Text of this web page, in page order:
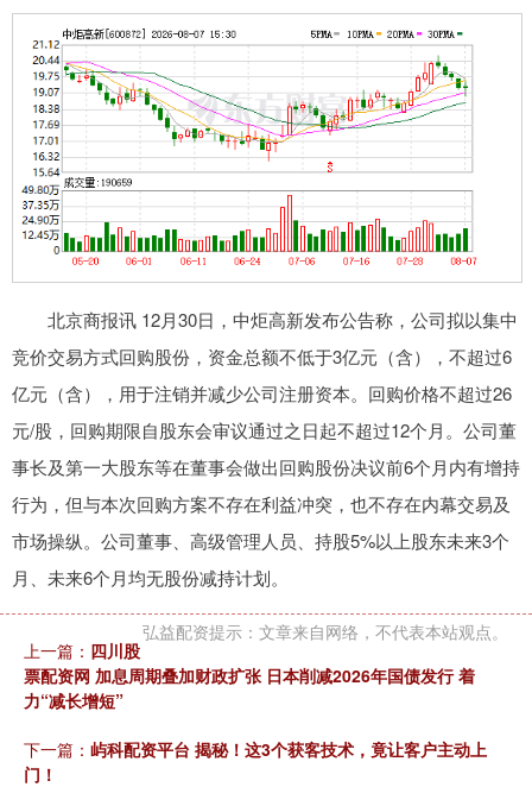
北京商报讯 12月30日，中炬高新发布公告称，公司拟以集中
竞价交易方式回购股份，资金总额不低于3亿元（含），不超过6
亿元（含），用于注销并减少公司注册资本。回购价格不超过26
元/股，回购期限自股东会审议通过之日起不超过12个月。公司董
事长及第一大股东等在董事会做出回购股份决议前6个月内有增持
行为，但与本次回购方案不存在利益冲突，也不存在内幕交易及
市场操纵。公司董事、高级管理人员、持股5%以上股东未来3个
月、未来6个月均无股份减持计划。
弘益配资提示：文章来自网络，不代表本站观点。
上一篇： 四川股
票配资网 加息周期叠加财政扩张 日本削减2026年国债发行 着
力“减长增短”
下一篇： 屿科配资平台 揭秘！这3个获客技术，竟让客户主动上
门！